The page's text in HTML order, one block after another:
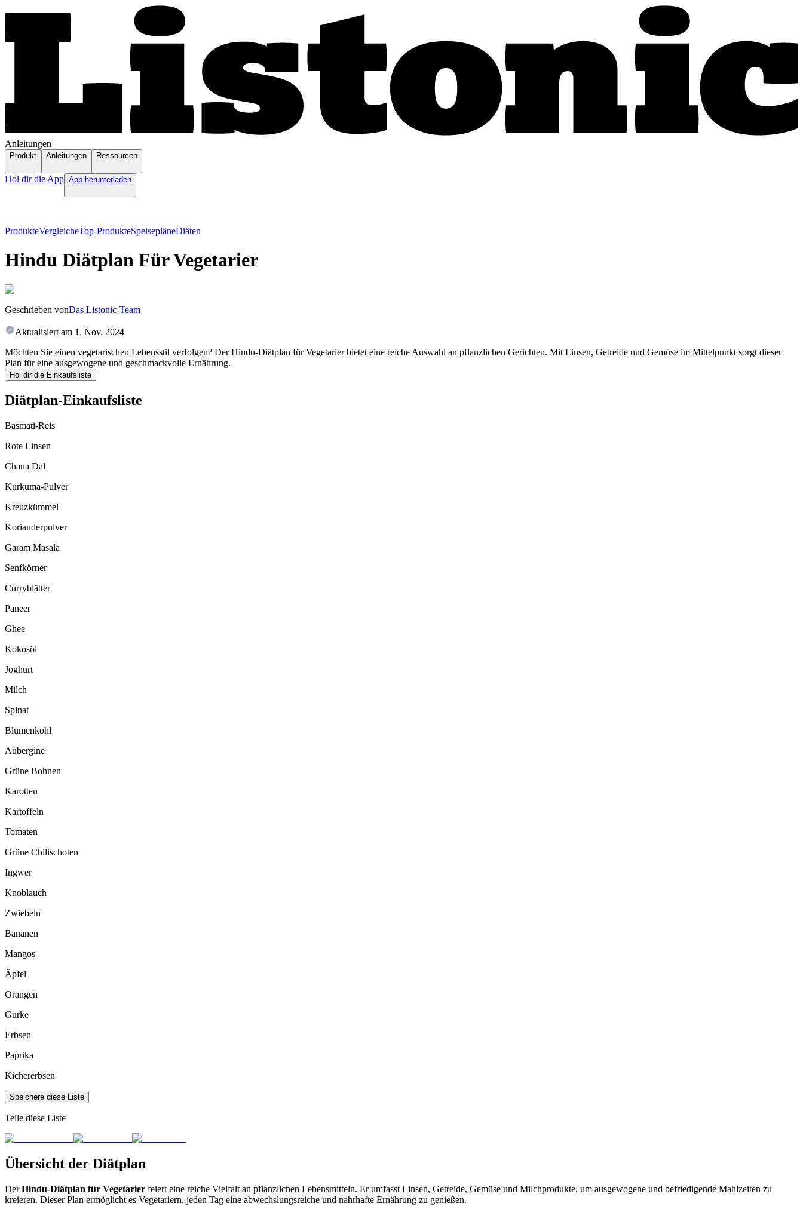
Anleitungen
Produkt Anleitungen Ressourcen
Hol dir die App App herunterladen
ProdukteVergleicheTop-ProdukteSpeisepläneDiäten
Hindu Diätplan Für Vegetarier
Geschrieben vonDas Listonic-Team
Aktualisiert am 1. Nov. 2024
Möchten Sie einen vegetarischen Lebensstil verfolgen? Der Hindu-Diätplan für Vegetarier bietet eine reiche Auswahl an pflanzlichen Gerichten. Mit Linsen, Getreide und Gemüse im Mittelpunkt sorgt dieser
Plan für eine ausgewogene und geschmackvolle Ernährung.
Hol dir die Einkaufsliste
Diätplan-Einkaufsliste
Basmati-Reis
Rote Linsen
Chana Dal
Kurkuma-Pulver
Kreuzkümmel
Korianderpulver
Garam Masala
Senfkörner
Curryblätter
Paneer
Ghee
Kokosöl
Joghurt
Milch
Spinat
Blumenkohl
Aubergine
Grüne Bohnen
Karotten
Kartoffeln
Tomaten
Grüne Chilischoten
Ingwer
Knoblauch
Zwiebeln
Bananen
Mangos
Äpfel
Orangen
Gurke
Erbsen
Paprika
Kichererbsen
Speichere diese Liste
Teile diese Liste
Übersicht der Diätplan
DerHindu-Diätplan für Vegetarier feiert eine reiche Vielfalt an pflanzlichen Lebensmitteln. Er umfasst Linsen, Getreide, Gemüse und Milchprodukte, um ausgewogene und befriedigende Mahlzeiten zu
kreieren. Dieser Plan ermöglicht es Vegetariern, jeden Tag eine abwechslungsreiche und nahrhafte Ernährung zu genießen.